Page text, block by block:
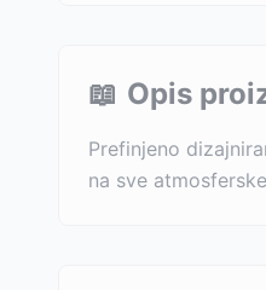
📖 Opis
Prefinjeno
na sve